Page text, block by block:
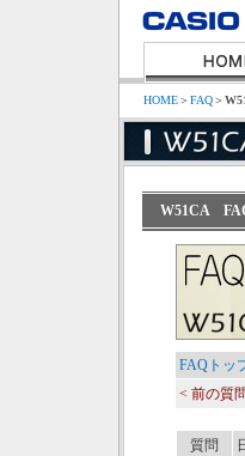
HOME＞FAQ＞
W51CA
FAQトッ
< 前の質
質問